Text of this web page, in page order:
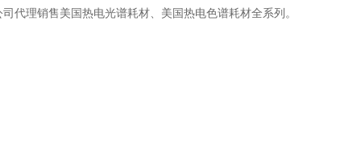
代理销售美国热电光谱耗材、美国热电色谱耗材全系列。